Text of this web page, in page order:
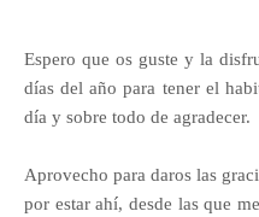
Espero que os guste y la
días del año para tener el
día y sobre todo de agradecer.
Aprovecho para daros las
por estar ahí, desde las que